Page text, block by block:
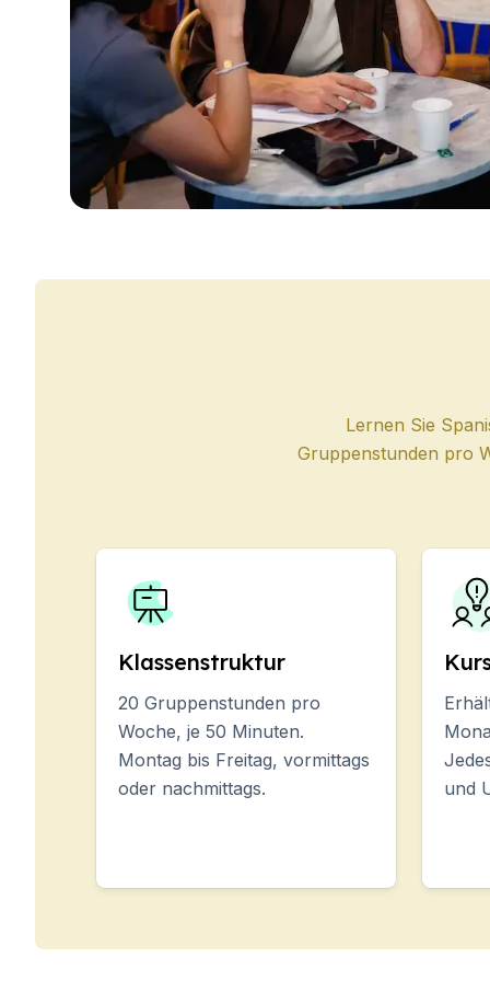
Langzeitkurse
50+ Programm
Prüfungsvorbereitung DELE
Prüfungsvorbereitung SIELE
Privatunterricht
Costa Rica
Spanischschule in Costa Rica
Intensivgruppenkurs
Gruppen-Spanischunterricht
Online-Spanischkurse
30-49 Jahre
Abendlicher Gruppenkurs
Langzeitkurse
Privatunterricht
Online-Spanischkurse
Über 50 Jahre
Abendlicher Gruppenkurs
Lernen Sie
Gruppenstunden pro
Klassenstruktur
20 Gruppenstunden pro
Woche, je 50 Minuten.
Montag bis Freitag, vormittags
oder nachmittags.
und